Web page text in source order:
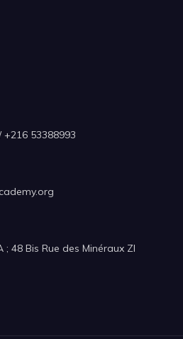
+216 53388993
; 48 Bis Rue des Minéraux ZI